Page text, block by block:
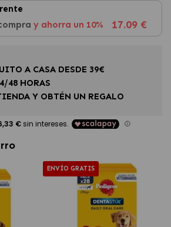
y ahorra un 10% 17.09 €
A CASA DESDE 39€
48 HORAS
Y OBTÉN UN REGALO
ENVÍO GRATIS